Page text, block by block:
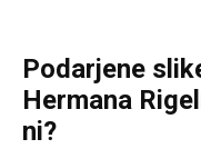
Podarjene
Hermana
ni?